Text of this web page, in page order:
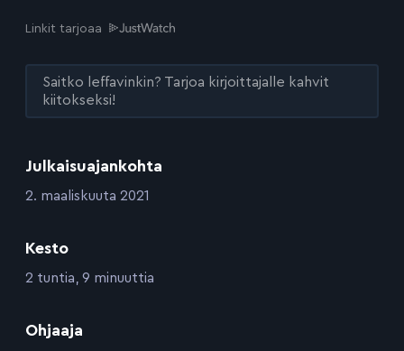
Julkaisuajankohta
:2. maaliskuuta 2021
Kesto
:2 tuntia, 9 minuuttia
Ohjaaja
Linkit tarjoaa
Saitko leffavinkin? Tarjoa kirjoittajalle kahvit
kiitokseksi!